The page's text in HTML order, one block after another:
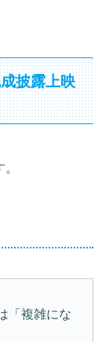
披露上映
「複雑にな